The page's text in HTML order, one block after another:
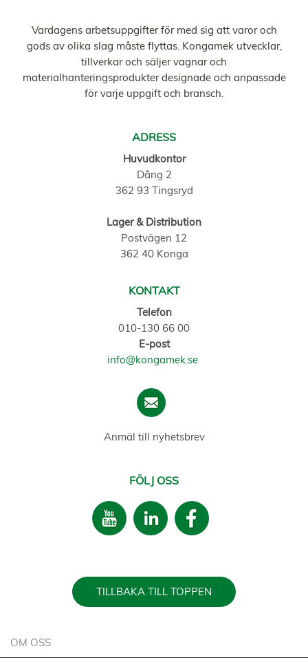
Vardagens arbetsuppgifter för med sig att varor och
gods av olika slag måste flyttas. Kongamek utvecklar,
tillverkar och säljer vagnar och
materialhanteringsprodukter designade och anpassade
för varje uppgift och bransch.
ADRESS
Huvudkontor
Dång 2
362 93 Tingsryd
Lager & Distribution
Postvägen 12
362 40 Konga
KONTAKT
Telefon
010-130 66 00
E-post
info@kongamek.se
Anmäl till nyhetsbrev
FÖLJ OSS
TILLBAKA TILL TOPPEN
OM OSS